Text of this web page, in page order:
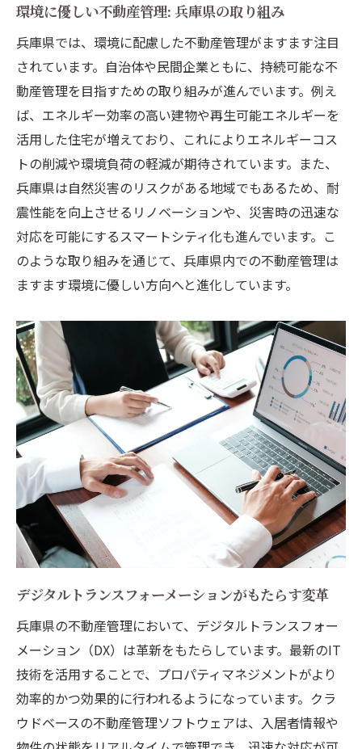
環境に優しい不動産管理: 兵庫県の取り組み
兵庫県では、環境に配慮した不動産管理がますます注目
されています。自治体や民間企業ともに、持続可能な不
動産管理を目指すための取り組みが進んでいます。例え
ば、エネルギー効率の高い建物や再生可能エネルギーを
活用した住宅が増えており、これによりエネルギーコス
トの削減や環境負荷の軽減が期待されています。また、
兵庫県は自然災害のリスクがある地域でもあるため、耐
震性能を向上させるリノベーションや、災害時の迅速な
対応を可能にするスマートシティ化も進んでいます。こ
のような取り組みを通じて、兵庫県内での不動産管理は
ますます環境に優しい方向へと進化しています。
デジタルトランスフォーメーションがもたらす変革
兵庫県の不動産管理において、デジタルトランスフォー
メーション（DX）は革新をもたらしています。最新のIT
技術を活用することで、プロパティマネジメントがより
効率的かつ効果的に行われるようになっています。クラ
ウドベースの不動産管理ソフトウェアは、入居者情報や